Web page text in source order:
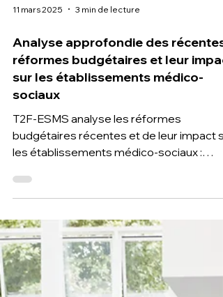
11 mars 2025 3 min de lecture
Analyse approfondie des récentes
sur les établissements médico-
sociaux
budgétaires récentes et de leur impact
les établissements médico-sociaux :
dépenses en hausse